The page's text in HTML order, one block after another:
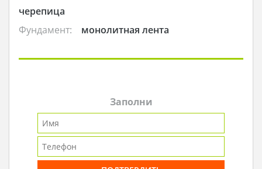
черепица
Фундамент:
монолитная лента
Заполни